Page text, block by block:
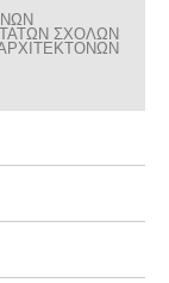
ΣΧΟΛΩΝ